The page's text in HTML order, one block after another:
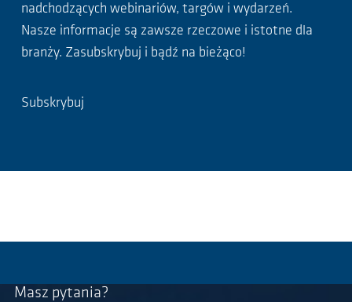
nadchodzących webinariów, targów i wydarzeń.
Nasze informacje są zawsze rzeczowe i istotne dla
branży. Zasubskrybuj i bądź na bieżąco!
Subskrybuj
Masz pytania?